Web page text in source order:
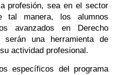
profesión, sea en el sector
tal manera, los alumnos
avanzados en Derecho
serán una herramienta de
actividad profesional.
específicos del programa